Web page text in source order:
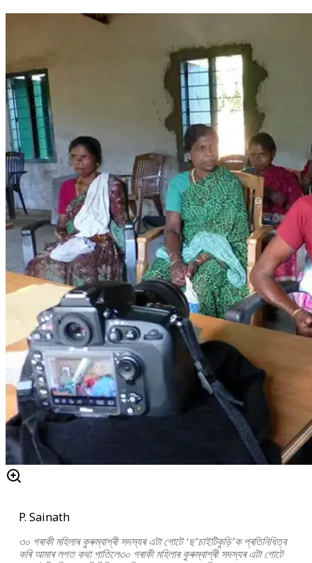
P. Sainath
৩০ গৰাকী মহিলাৰ কুৰুম্বাশ্ৰী সদস্যৰ এটা গোটে ‘ছ’চাইটিকুড়ি’ক প্ৰতিনিধিত্ব
কৰি আমাৰ লগত কথা পাতিলে৩০ গৰাকী মহিলাৰ কুৰুম্বাশ্ৰী সদস্যৰ এটা গোটে